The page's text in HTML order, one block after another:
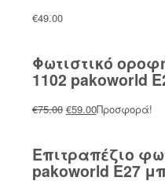
€49.00
Φωτιστικό
1102 pakoworld
€75.00 Original
€75.00.
€59.00Η
είναι:
€59.00.
Προσφορά!
Επιτραπέζιο
pakoworld Ε27